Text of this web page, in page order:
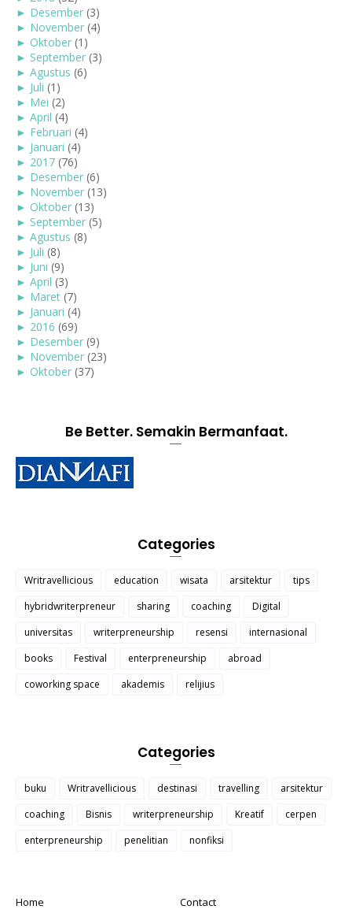
► Desember (3)
► November (4)
► Oktober (1)
► September (3)
► Agustus (6)
► Juli (1)
► Mei (2)
► April (4)
► Februari (4)
► Januari (4)
► 2017 (76)
► Desember (6)
► November (13)
► Oktober (13)
► September (5)
► Agustus (8)
► Juli (8)
► Juni (9)
► April (3)
► Maret (7)
► Januari (4)
► 2016 (69)
► Desember (9)
► November (23)
► Oktober (37)
Be Better. Semakin Bermanfaat.
Categories
Writravellicious education wisata arsitektur
tips
hybridwriterpreneur
sharing coaching
Digital
universitas
writerpreneurship resensi
internasional
books
Festival enterpreneurship
abroad
coworking space
akademis relijius
Categories
buku Writravellicious destinasi travelling
arsitektur
coaching
Bisnis writerpreneurship Kreatif
cerpen
enterpreneurship
penelitian nonfiksi
Home
Contact